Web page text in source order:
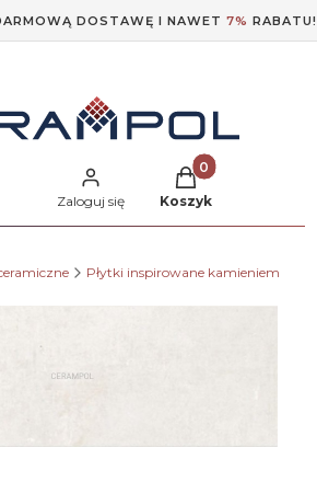
DOSTAWĘ I NAWET 7% RABATU!
Zaloguj się
Produkty w
Koszyk
Płytki inspirowane kamieniem